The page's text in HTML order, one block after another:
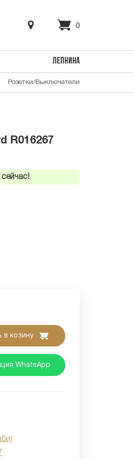
0
ЛЕПНИНА
Розетки/Выключатели
R016267
в козину
WhatsApp